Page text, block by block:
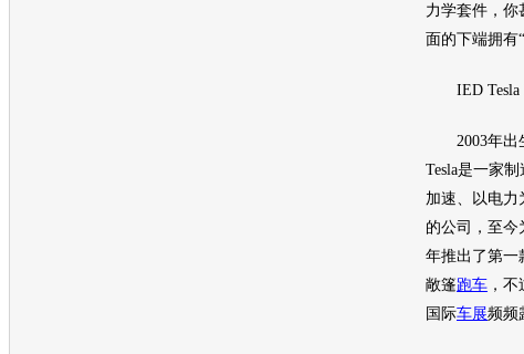
力学套件，你
面的下端拥有
IED Tesla
2003年出
Tesla是一家
加速、以电力
的公司，至今
年推出了第一
敞篷跑车 ，
国际车展频频